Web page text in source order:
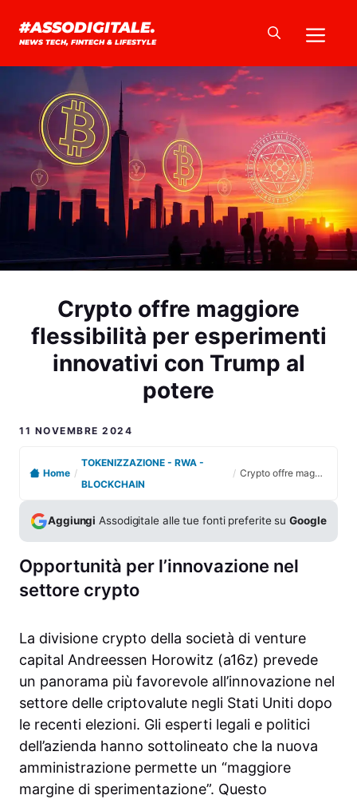
#ASSODIGITALE.
NEWS TECH, FINTECH & LIFESTYLE
Crypto offre maggiore
flessibilità per esperimenti
innovativi con Trump al
potere
11 NOVEMBRE 2024
Home /
TOKENIZZAZIONE - RWA -
BLOCKCHAIN
/ Crypto offre maggiore flessibilità per esperimenti innovativi con Trump al potere
Aggiungi Assodigitale alle tue fonti preferite suGoogle
Opportunità per l’innovazione nel
settore crypto
La divisione crypto della società di venture
capital Andreessen Horowitz (a16z) prevede
un panorama più favorevole all’innovazione nel
settore delle criptovalute negli Stati Uniti dopo
le recenti elezioni. Gli esperti legali e politici
dell’azienda hanno sottolineato che la nuova
amministrazione permette un “maggiore
margine di sperimentazione”. Questo